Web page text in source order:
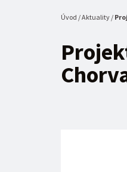
Úvod / Aktuality /